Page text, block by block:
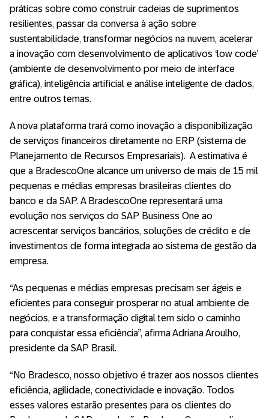
práticas sobre como construir cadeias de suprimentos
resilientes, passar da conversa à ação sobre
sustentabilidade, transformar negócios na nuvem, acelerar
a inovação com desenvolvimento de aplicativos ‘low code’
(ambiente de desenvolvimento por meio de interface
gráfica), inteligência artificial e análise inteligente de dados,
entre outros temas.
A nova plataforma trará como inovação a disponibilização
de serviços financeiros diretamente no ERP (sistema de
Planejamento de Recursos Empresariais). A estimativa é
que a BradescoOne alcance um universo de mais de 15 mil
pequenas e médias empresas brasileiras clientes do
banco e da SAP. A BradescoOne representará uma
evolução nos serviços do SAP Business One ao
acrescentar serviços bancários, soluções de crédito e de
investimentos de forma integrada ao sistema de gestão da
empresa.
“As pequenas e médias empresas precisam ser ágeis e
eficientes para conseguir prosperar no atual ambiente de
negócios, e a transformação digital tem sido o caminho
para conquistar essa eficiência”, afirma Adriana Aroulho,
presidente da SAP Brasil.
“No Bradesco, nosso objetivo é trazer aos nossos clientes
eficiência, agilidade, conectividade e inovação. Todos
esses valores estarão presentes para os clientes do